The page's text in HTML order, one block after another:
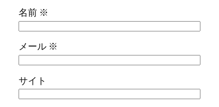
名前 ※
メール ※
サイト